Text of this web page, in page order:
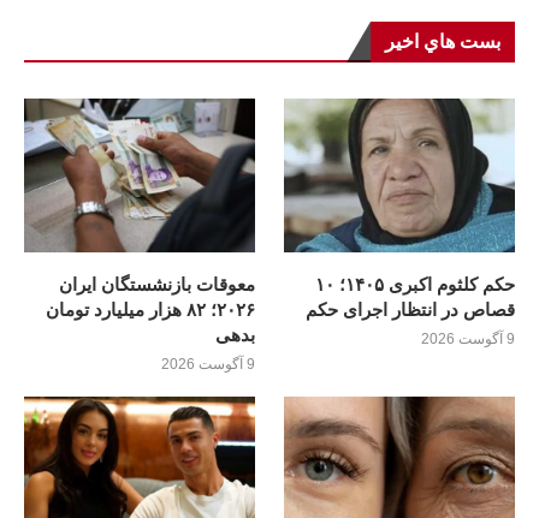
بست هاي اخير
حکم کلثوم اکبری ۱۴۰۵؛ ۱۰
قصاص در انتظار اجرای حکم
9 آگوست 2026
معوقات بازنشستگان ایران
۲۰۲۶؛ ۸۲ هزار میلیارد تومان
بدهی
9 آگوست 2026